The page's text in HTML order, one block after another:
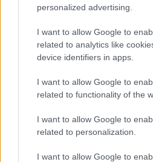
personalized advertising.
I want to allow Google to
related to analytics like
device identifiers in apps.
I want to allow Google to
related to functionality of the
I want to allow Google to
related to personalization.
I want to allow Google to